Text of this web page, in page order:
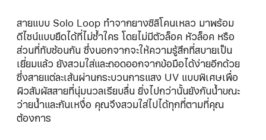
สายแบบ Solo Loop ทำจากยางซิลิโคนเหลว มาพร้อม
ดีไซน์แบบยืดได้ที่ไม่ซ้ำใคร โดยไม่มีตัวล็อค หัวล็อค หรือ
ส่วนที่ทับซ้อนกัน ซึ่งนอกจากจะให้ความรู้สึกที่สบายเป็น
เยี่ยมแล้ว ยังสวมใส่และถอดออกจากข้อมือได้ง่ายอีกด้วย
ซึ่งสายแต่ละเส้นผ่านกระบวนการแสง UV แบบพิเศษเพื่อ
ผิวสัมผัสสายที่นุ่มนวลเรียบลื่น ยิ่งไปกว่านั้นยังกันน้ำขณะ
ว่ายน้ำและกันเหงื่อ คุณจึงสวมใส่ไปได้ทุกที่ตามที่คุณ
ต้องการ